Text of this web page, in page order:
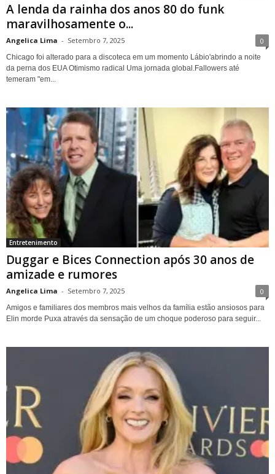
A lenda da rainha dos anos 80 do funk
maravilhosamente o...
Angelica Lima - Setembro 7, 2025 0
Chicago foi alterado para a discoteca em um momento Lábio'abrindo a noite
da perna dos EUA Otimismo radical Uma jornada global.Fallowers até
temeram "em...
Entretenimento
Duggar e Bices Connection após 30 anos de
amizade e rumores
Angelica Lima - Setembro 7, 2025 0
Amigos e familiares dos membros mais velhos da família estão ansiosos para
Elin morde Puxa através da sensação de um choque poderoso para seguir...